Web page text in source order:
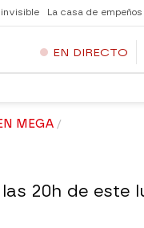
invisible La casa de empeños
EN DIRECTO
MEGA
20h de este